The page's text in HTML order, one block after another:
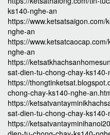
ks140-nghe-an
https://
nghe-an
https://
nghe-an
https://
sat-dien-tu-chong-chay-
https://
chong-chay-ks140-nghe-
https://
sat-dien-tu-chong-chay-
https://